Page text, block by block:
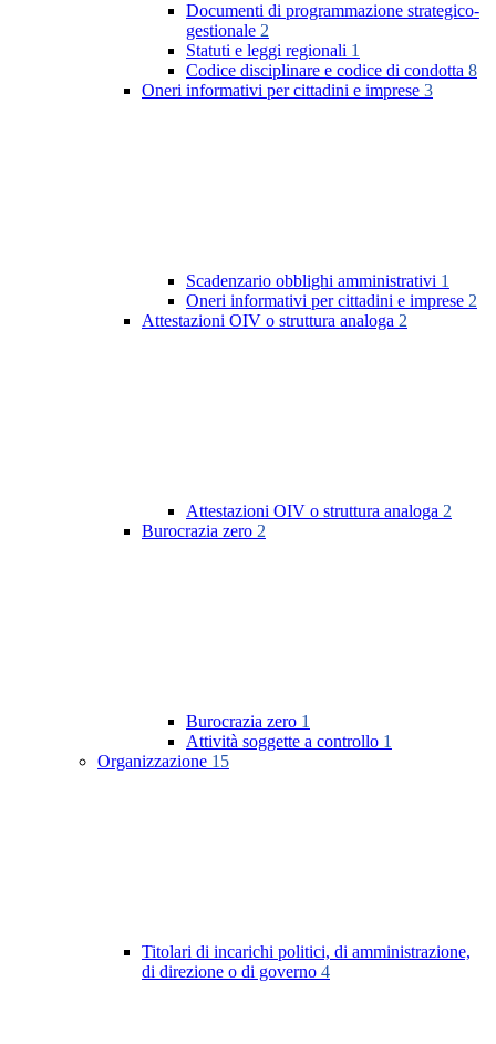
Documenti di programmazione strategico-
gestionale 2
Statuti e leggi regionali 1
Codice disciplinare e codice di condotta 8
Oneri informativi per cittadini e imprese 3
Scadenzario obblighi amministrativi 1
Oneri informativi per cittadini e imprese 2
Attestazioni OIV o struttura analoga 2
Attestazioni OIV o struttura analoga 2
Burocrazia zero 2
Burocrazia zero 1
Attività soggette a controllo 1
Organizzazione 15
Titolari di incarichi politici, di amministrazione,
di direzione o di governo 4